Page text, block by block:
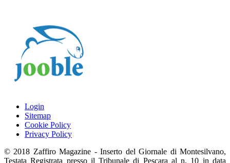
Login
Sitemap
Cookie Policy
Privacy Policy
© 2018 Zaffiro Magazine - Inserto del Giornale di Montesilvano,
Testata Registrata presso il Tribunale di Pescara al n. 10 in data